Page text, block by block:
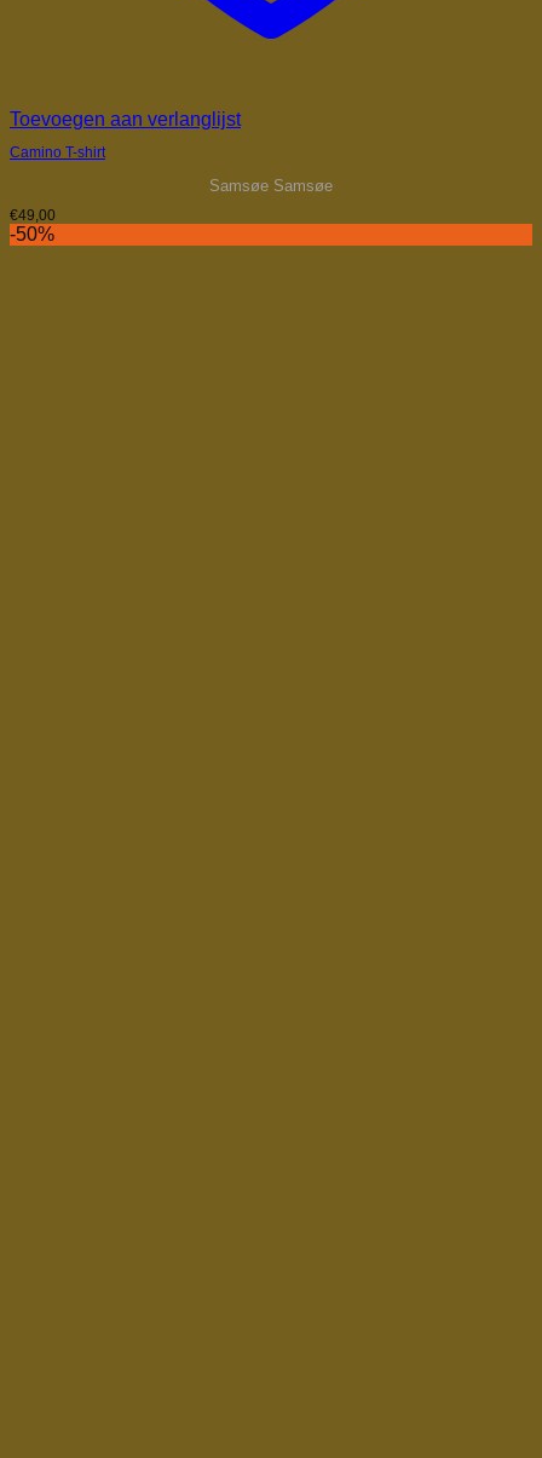
Toevoegen aan verlanglijst
Camino T-shirt
Samsøe Samsøe
€49,00
-50%